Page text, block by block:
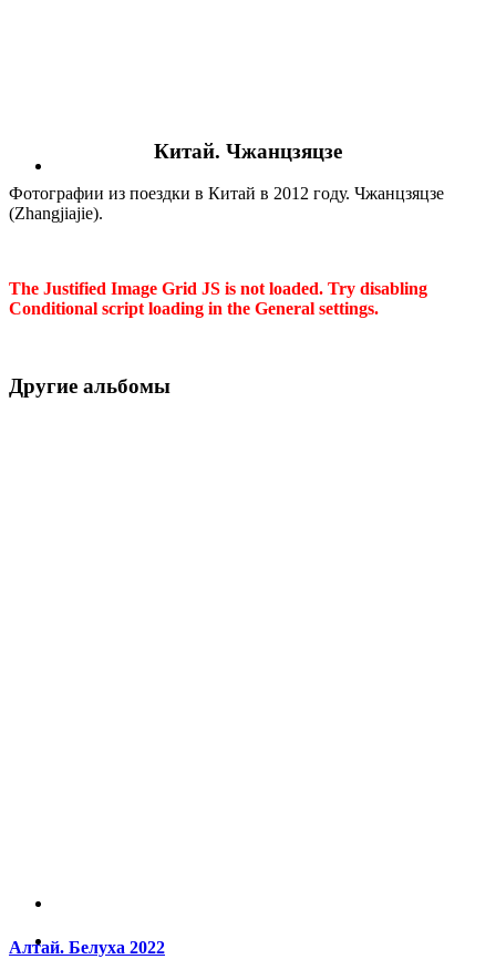
Китай. Чжанцзяцзе
Фотографии из поездки в Китай в 2012 году. Чжанцзяцзе
(Zhangjiajie).
The Justified Image Grid JS is not loaded. Try disabling
Conditional script loading in the General settings.
Другие альбомы
Алтай. Белуха 2022